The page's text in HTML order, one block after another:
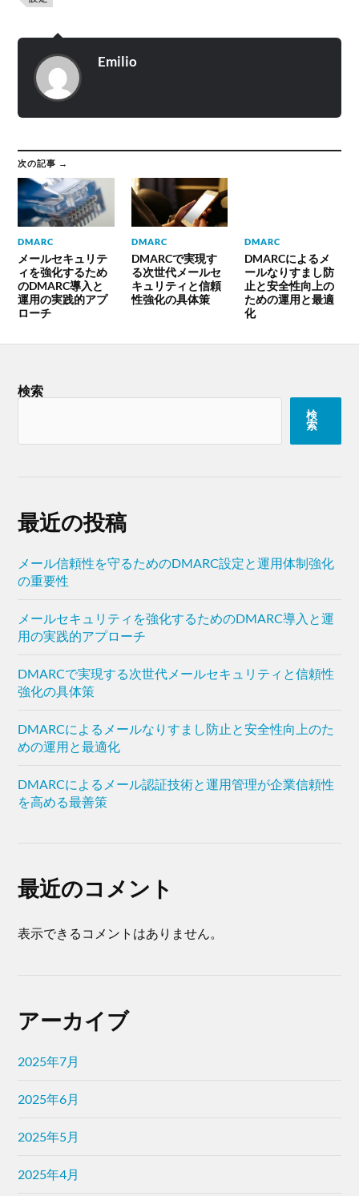
Emilio
次の記事 →
DMARC
メールセキュリテ
ィを強化するため
のDMARC導入と
運用の実践的アプ
ローチ
DMARC
DMARCで実現す
る次世代メールセ
キュリティと信頼
性強化の具体策
DMARC
DMARCによるメ
ールなりすまし防
止と安全性向上の
ための運用と最適
化
検索
検
索
最近の投稿
メール信頼性を守るためのDMARC設定と運用体制強化
の重要性
メールセキュリティを強化するためのDMARC導入と運
用の実践的アプローチ
DMARCで実現する次世代メールセキュリティと信頼性
強化の具体策
DMARCによるメールなりすまし防止と安全性向上のた
めの運用と最適化
DMARCによるメール認証技術と運用管理が企業信頼性
を高める最善策
最近のコメント
表示できるコメントはありません。
アーカイブ
2025年7月
2025年6月
2025年5月
2025年4月